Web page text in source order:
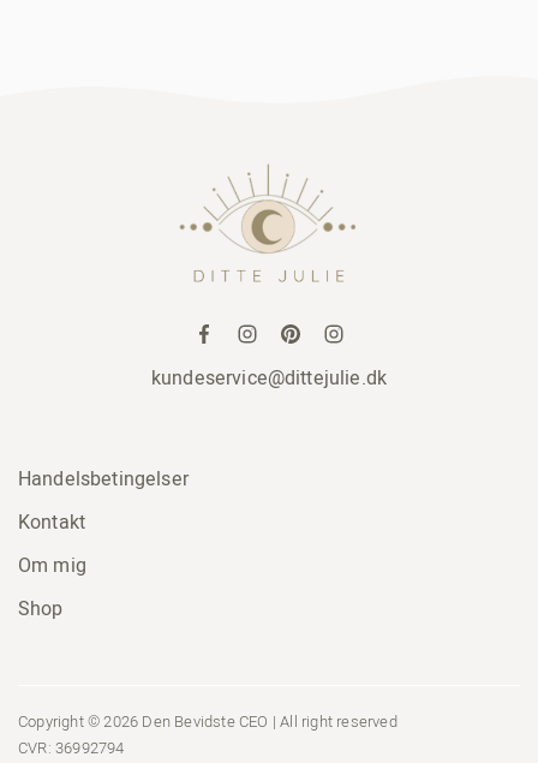
kundeservice@dittejulie.dk
Handelsbetingelser
Kontakt
Om mig
Shop
Copyright © 2026 Den Bevidste CEO | All right reserved
CVR: 36992794